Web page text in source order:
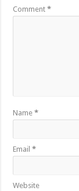
Comment*
Name*
Email*
Website